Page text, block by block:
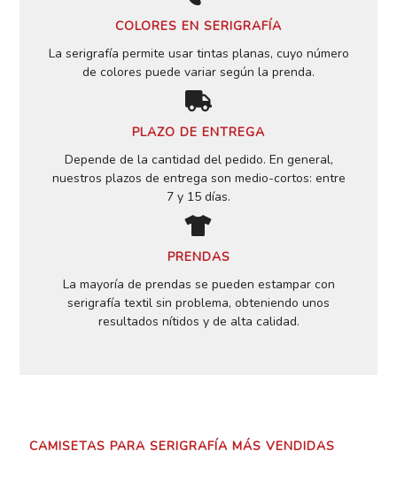
COLORES EN SERIGRAFÍA
La serigrafía permite usar tintas planas, cuyo número
de colores puede variar según la prenda.
PLAZO DE ENTREGA
Depende de la cantidad del pedido. En general,
nuestros plazos de entrega son medio-cortos: entre
7 y 15 días.
PRENDAS
La mayoría de prendas se pueden estampar con
serigrafía textil sin problema, obteniendo unos
resultados nítidos y de alta calidad.
CAMISETAS PARA SERIGRAFÍA MÁS VENDIDAS